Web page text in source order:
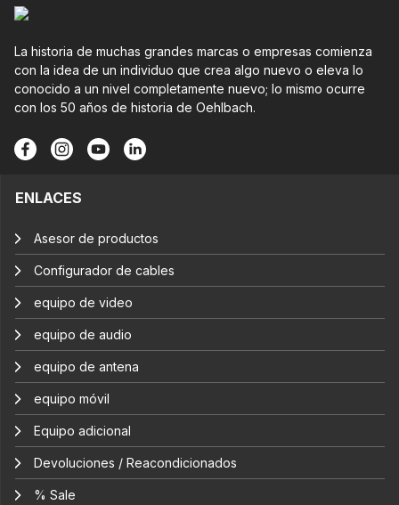
La historia de muchas grandes marcas o empresas comienza
con la idea de un individuo que crea algo nuevo o eleva lo
conocido a un nivel completamente nuevo; lo mismo ocurre
con los 50 años de historia de Oehlbach.
ENLACES
Asesor de productos
Configurador de cables
equipo de video
equipo de audio
equipo de antena
equipo móvil
Equipo adicional
Devoluciones / Reacondicionados
% Sale